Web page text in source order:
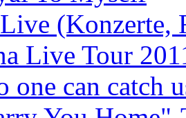
(Konzerte,
Live Tour
one can catch